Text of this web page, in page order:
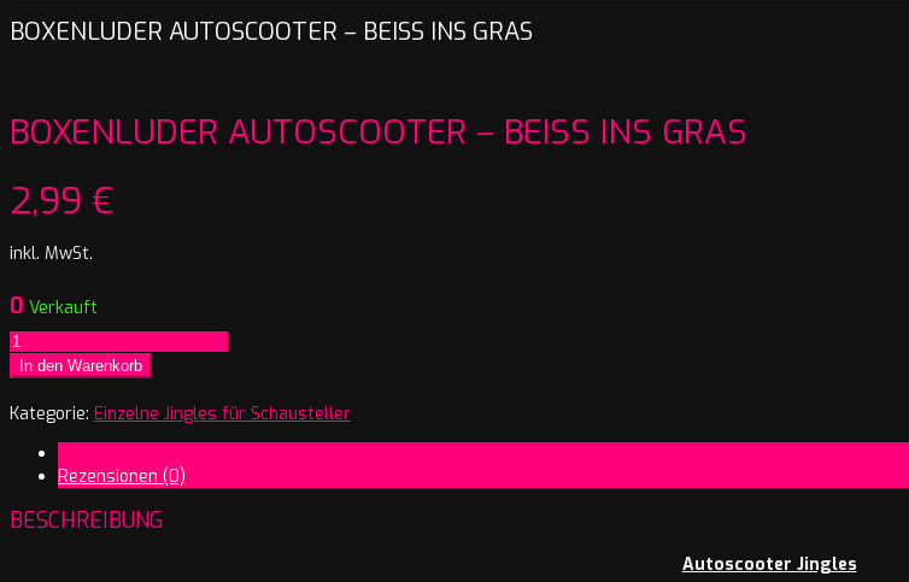
BOXENLUDER AUTOSCOOTER – BEISS INS GRAS
BOXENLUDER AUTOSCOOTER – BEISS INS GRAS
2,99 €
inkl. MwSt.
0 Verkauft
Boxenluder
Autoscooter
-
Beiß
Gras
Menge
In den Warenkorb
Kategorie: Einzelne Jingles für Schausteller
Rezensionen (0)
BESCHREIBUNG
Autoscooter Jingles